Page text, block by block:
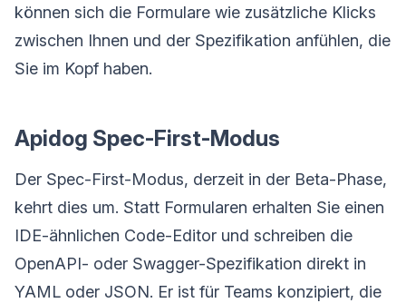
können sich die Formulare wie zusätzliche Klicks
zwischen Ihnen und der Spezifikation anfühlen, die
Sie im Kopf haben.
Apidog Spec-First-Modus
Der Spec-First-Modus, derzeit in der Beta-Phase,
kehrt dies um. Statt Formularen erhalten Sie einen
IDE-ähnlichen Code-Editor und schreiben die
OpenAPI- oder Swagger-Spezifikation direkt in
YAML oder JSON. Er ist für Teams konzipiert, die